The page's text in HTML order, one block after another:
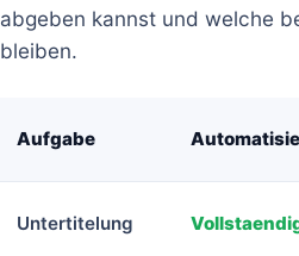
abgeben kannst und welche
bleiben.
Aufgabe
Untertitelung